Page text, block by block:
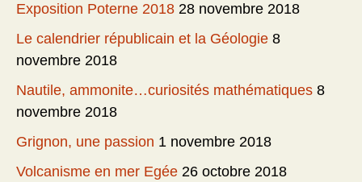
Exposition Poterne 2018 28 novembre 2018
Le calendrier républicain et la Géologie 8
novembre 2018
Nautile, ammonite…curiosités mathématiques 8
novembre 2018
Grignon, une passion 1 novembre 2018
Volcanisme en mer Egée 26 octobre 2018